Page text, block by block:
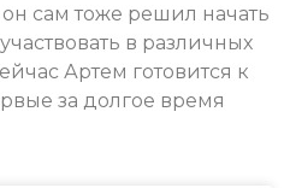
сам тоже решил начать
в различных
Артем готовится к
за долгое время